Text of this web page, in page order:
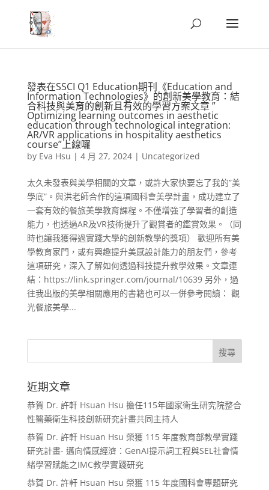
發表在SSCI Q1 Education期刊《Education and
Information Technologies》的創新美學教育：結
合科技與美育的創新且有效的學習方案文章 ”
Optimizing learning outcomes in aesthetic
education through technological integration:
AR/VR applications in hospitality aesthetics
course”上線囉
by Eva Hsu | 4 月 27, 2024| Uncategorized
太久未發表與美學相關的文章，或許大家快要忘了我的”美
學底”。與洪老師合作的這項國科會美學計畫，成功建立了
一套有效的餐旅美學教育課程。不僅增強了學習者的創造
能力，也透過AR及VR技術提升了觀賞者的鑑賞效果。（同
時也讓我獲得過實踐大學的創新教學的獎項） 歡迎所有美
學教育家門，或有興趣提升美感設計能力的朋友們，參考
這項研究，深入了解如何透過科技提升教學效果。文章連
結：https://link.springer.com/journal/10639 另外，過
往我出版的美學相關應用的書籍也可以一併參考閱讀： 觀
光餐旅美學...
近期文章
恭賀 Dr. 許軒 Hsuan Hsu 擔任115年國家衛生研究院整合
性醫藥衛生科技創新研究計畫共同主持人
恭賀 Dr. 許軒 Hsuan Hsu 榮獲 115 年度教育部教學實踐
研究計畫- 邁向情感經濟：GenAI提示詞工程與SEL社會情
緒學習賦能之IMC教學實踐研究
恭賀 Dr. 許軒 Hsuan Hsu 榮獲 115 年度國科會專題研究